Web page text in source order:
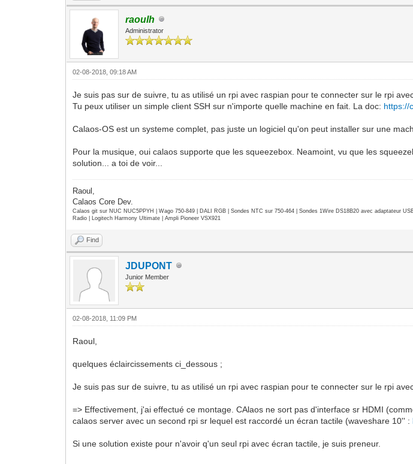
raoulh
Administrator
02-08-2018, 09:18 AM
Je suis pas sur de suivre, tu as utilisé un rpi avec raspian pour te connecter sur le rpi
Tu peux utiliser un simple client SSH sur n'importe quelle machine en fait. La doc: https://
Calaos-OS est un systeme complet, pas juste un logiciel qu'on peut installer sur une
Pour la musique, oui calaos supporte que les squeezebox. Neamoint, vu que les
solution... a toi de voir...
Raoul,
Calaos Core Dev.
Calaos git sur NUC NUC5PPYH | Wago 750-849 | DALI RGB | Sondes NTC sur 750-464 | Sondes 1Wire DS18B20 avec adaptateur
Radio | Logitech Harmony Ultimate | Ampli Pioneer VSX921
Find
JDUPONT
Junior Member
02-08-2018, 11:09 PM
Raoul,
quelques éclaircissements ci_dessous ;
Je suis pas sur de suivre, tu as utilisé un rpi avec raspian pour te connecter sur le rpi
=> Effectivement, j'ai effectué ce montage. CAlaos ne sort pas d'interface sr HDMI
calaos server avec un second rpi sr lequel est raccordé un écran tactile (waveshare 10'' :
Si une solution existe pour n'avoir q'un seul rpi avec écran tactile, je suis preneur.